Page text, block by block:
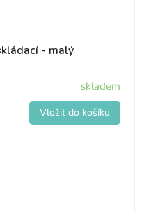
- malý
skladem